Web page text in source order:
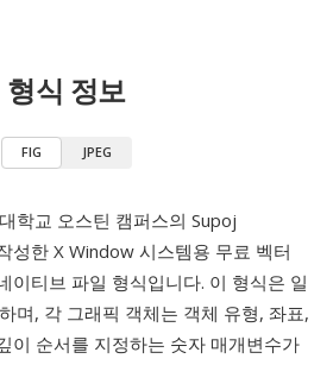
형식 정보
FIG JPEG
학교 오스틴 캠퍼스의 Supoj
성한 X Window 시스템용 무료 벡터
이티브 파일 형식입니다. 이 형식은 일
며, 각 그래픽 객체는 객체 유형, 좌표,
이 순서를 지정하는 숫자 매개변수가